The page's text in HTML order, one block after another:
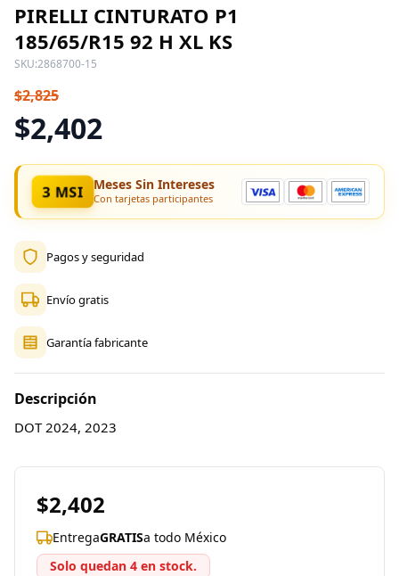
PIRELLI CINTURATO P1
185/65/R15 92 H XL KS
SKU:2868700-15
$2,825
$2,402
3 MSI Meses Sin Intereses
Con tarjetas participantes
Pagos y seguridad
Envío gratis
Garantía fabricante
Descripción
DOT 2024, 2023
$2,402
EntregaGRATISa todo México
Solo quedan 4 en stock.